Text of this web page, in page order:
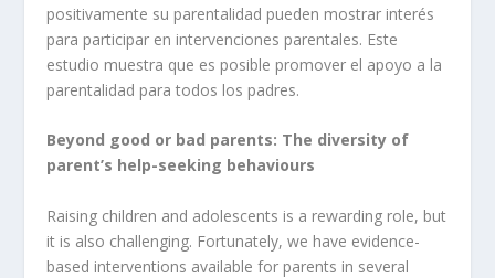
positivamente su parentalidad pueden mostrar interés
para participar en intervenciones parentales. Este
estudio muestra que es posible promover el apoyo a la
parentalidad para todos los padres.
Beyond good or bad parents: The diversity of
parent’s help-seeking behaviours
Raising children and adolescents is a rewarding role, but
it is also challenging. Fortunately, we have evidence-
based interventions available for parents in several